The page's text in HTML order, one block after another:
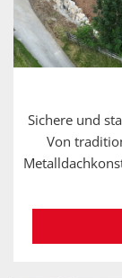
Sichere und
Von